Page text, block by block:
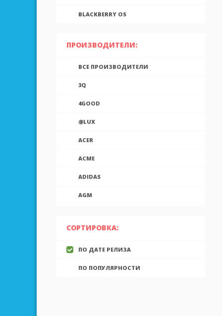
BLACKBERRY OS
ПРОИЗВОДИТЕЛИ:
ВСЕ ПРОИЗВОДИТЕЛИ
3Q
4GOOD
@LUX
ACER
ACME
ADIDAS
AGM
AIGO
AINOL
AIRON
СОРТИРОВКА:
ПО ДАТЕ РЕЛИЗА
ПО ПОПУЛЯРНОСТИ